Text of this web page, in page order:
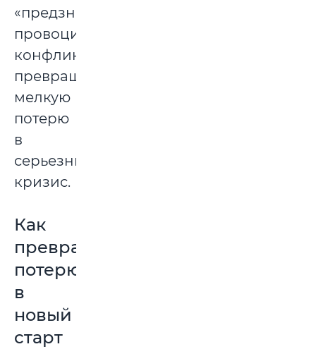
«предзнаменовании»
провоцировали
конфликты,
превращая
мелкую
потерю
в
серьезный
кризис.
Как
превратить
потерю
в
новый
старт